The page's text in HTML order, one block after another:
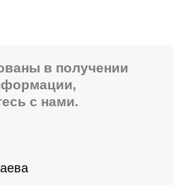
в получении
с нами.